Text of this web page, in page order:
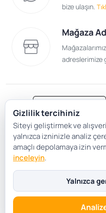
bize ulaşın.
Mağaza
adreslerimize
Satış Sözleşmesi
Gizlilik Politikası
Gizlilik tercihiniz
Siteyi geliştirmek ve
yalnızca izninizle analiz
amaçlı depolamaya izin
inceleyin.
Yalnızca